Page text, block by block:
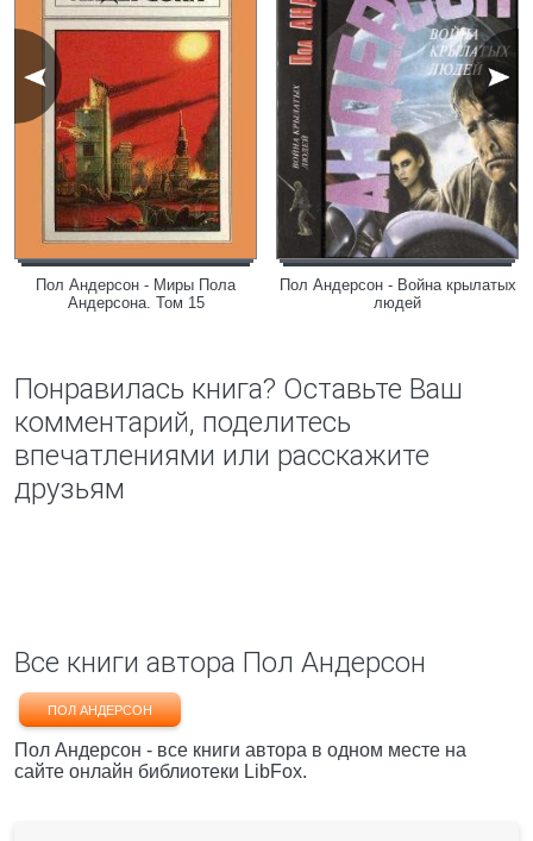
Пол Андерсон - Миры Пола
Андерсона. Том 15
Пол Андерсон - Война крылатых
людей
Понравилась книга? Оставьте Ваш
комментарий, поделитесь
впечатлениями или расскажите
друзьям
Все книги автора Пол Андерсон
ПОЛ АНДЕРСОН
Пол Андерсон - все книги автора в одном месте на
сайте онлайн библиотеки LibFox.